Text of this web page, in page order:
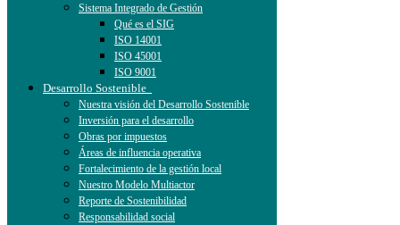
Sistema Integrado de Gestión
Qué es el SIG
ISO 14001
ISO 45001
ISO 9001
Desarrollo Sostenible
Nuestra visión del Desarrollo Sostenible
Inversión para el desarrollo
Obras por impuestos
Áreas de influencia operativa
Fortalecimiento de la gestión local
Nuestro Modelo Multiactor
Reporte de Sostenibilidad
Responsabilidad social